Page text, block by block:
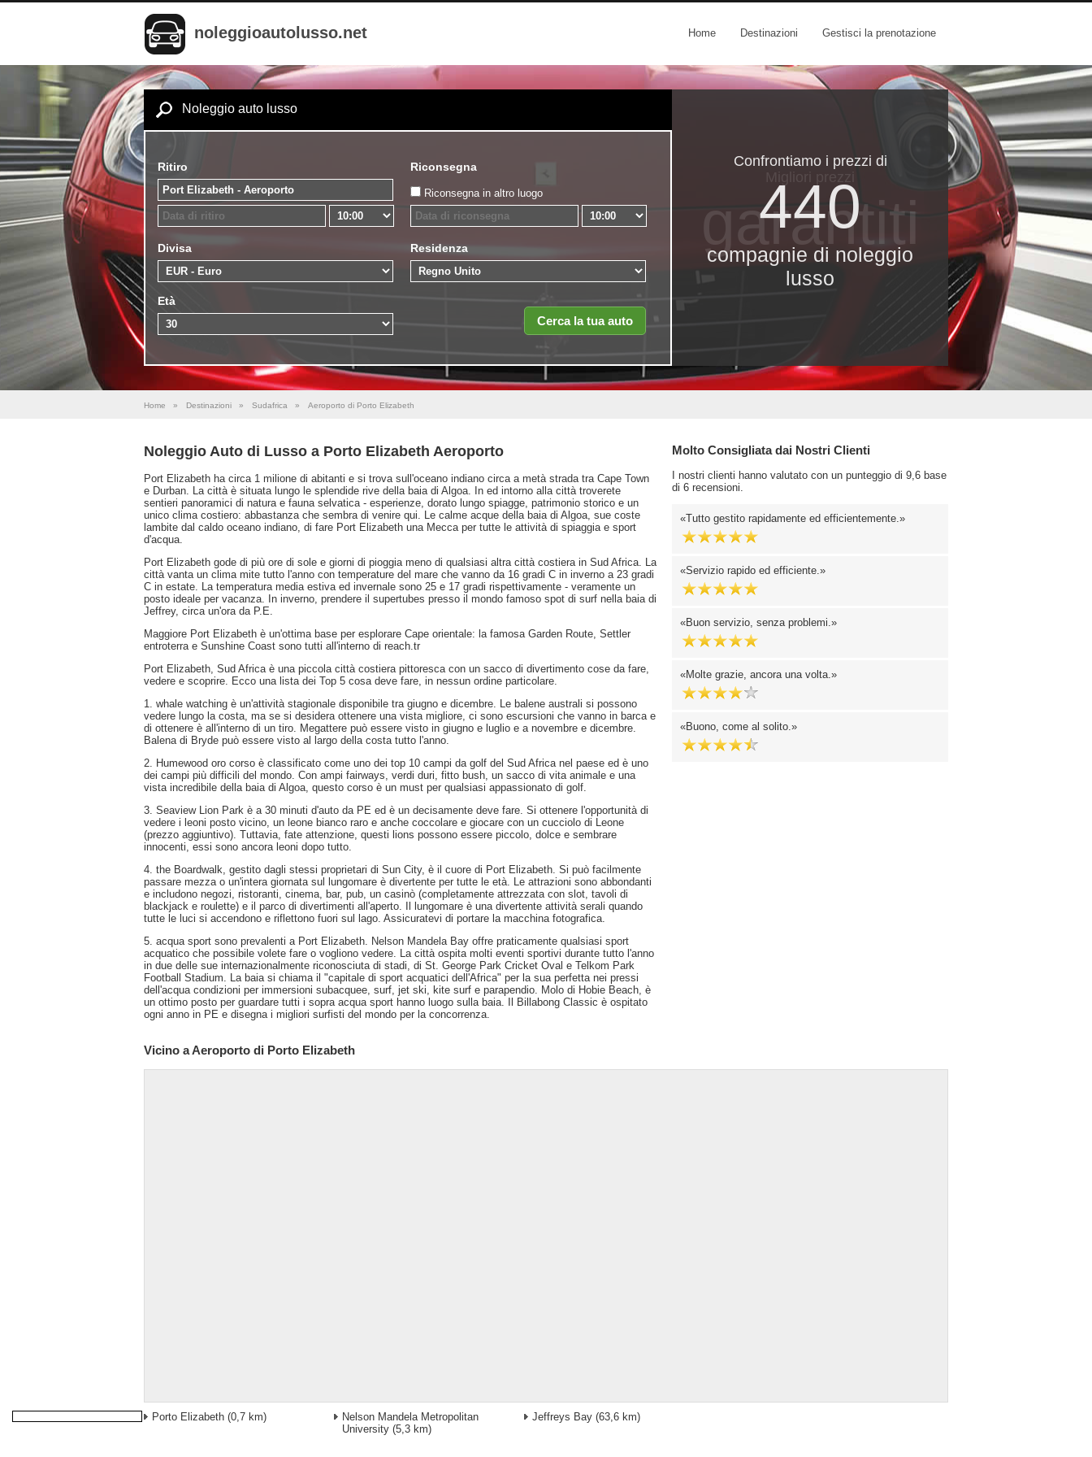
noleggioautolusso.net Home Destinazioni Gestisci la prenotazione
Noleggio auto lusso
Ritiro Riconsegna
Riconsegna in altro luogo
Divisa Residenza
Età
Confrontiamo i prezzi di
440
compagnie di noleggio
lusso
Migliori prezzi
garantiti
Home » Destinazioni » Sudafrica » Aeroporto di Porto Elizabeth
Noleggio Auto di Lusso a Porto Elizabeth Aeroporto
Port Elizabeth ha circa 1 milione di abitanti e si trova sull'oceano indiano circa a metà strada tra Cape Town
e Durban. La città è situata lungo le splendide rive della baia di Algoa. In ed intorno alla città troverete
sentieri panoramici di natura e fauna selvatica - esperienze, dorato lungo spiagge, patrimonio storico e un
unico clima costiero: abbastanza che sembra di venire qui. Le calme acque della baia di Algoa, sue coste
lambite dal caldo oceano indiano, di fare Port Elizabeth una Mecca per tutte le attività di spiaggia e sport
d'acqua.
Port Elizabeth gode di più ore di sole e giorni di pioggia meno di qualsiasi altra città costiera in Sud Africa. La
città vanta un clima mite tutto l'anno con temperature del mare che vanno da 16 gradi C in inverno a 23 gradi
C in estate. La temperatura media estiva ed invernale sono 25 e 17 gradi rispettivamente - veramente un
posto ideale per vacanza. In inverno, prendere il supertubes presso il mondo famoso spot di surf nella baia di
Jeffrey, circa un'ora da P.E.
Maggiore Port Elizabeth è un'ottima base per esplorare Cape orientale: la famosa Garden Route, Settler
entroterra e Sunshine Coast sono tutti all'interno di reach.tr
Port Elizabeth, Sud Africa è una piccola città costiera pittoresca con un sacco di divertimento cose da fare,
vedere e scoprire. Ecco una lista dei Top 5 cosa deve fare, in nessun ordine particolare.
1. whale watching è un'attività stagionale disponibile tra giugno e dicembre. Le balene australi si possono
vedere lungo la costa, ma se si desidera ottenere una vista migliore, ci sono escursioni che vanno in barca e
di ottenere è all'interno di un tiro. Megattere può essere visto in giugno e luglio e a novembre e dicembre.
Balena di Bryde può essere visto al largo della costa tutto l'anno.
2. Humewood oro corso è classificato come uno dei top 10 campi da golf del Sud Africa nel paese ed è uno
dei campi più difficili del mondo. Con ampi fairways, verdi duri, fitto bush, un sacco di vita animale e una
vista incredibile della baia di Algoa, questo corso è un must per qualsiasi appassionato di golf.
3. Seaview Lion Park è a 30 minuti d'auto da PE ed è un decisamente deve fare. Si ottenere l'opportunità di
vedere i leoni posto vicino, un leone bianco raro e anche coccolare e giocare con un cucciolo di Leone
(prezzo aggiuntivo). Tuttavia, fate attenzione, questi lions possono essere piccolo, dolce e sembrare
innocenti, essi sono ancora leoni dopo tutto.
4. the Boardwalk, gestito dagli stessi proprietari di Sun City, è il cuore di Port Elizabeth. Si può facilmente
passare mezza o un'intera giornata sul lungomare è divertente per tutte le età. Le attrazioni sono abbondanti
e includono negozi, ristoranti, cinema, bar, pub, un casinò (completamente attrezzata con slot, tavoli di
blackjack e roulette) e il parco di divertimenti all'aperto. Il lungomare è una divertente attività serali quando
tutte le luci si accendono e riflettono fuori sul lago. Assicuratevi di portare la macchina fotografica.
5. acqua sport sono prevalenti a Port Elizabeth. Nelson Mandela Bay offre praticamente qualsiasi sport
acquatico che possibile volete fare o vogliono vedere. La città ospita molti eventi sportivi durante tutto l'anno
in due delle sue internazionalmente riconosciuta di stadi, di St. George Park Cricket Oval e Telkom Park
Football Stadium. La baia si chiama il "capitale di sport acquatici dell'Africa" per la sua perfetta nei pressi
dell'acqua condizioni per immersioni subacquee, surf, jet ski, kite surf e parapendio. Molo di Hobie Beach, è
un ottimo posto per guardare tutti i sopra acqua sport hanno luogo sulla baia. Il Billabong Classic è ospitato
ogni anno in PE e disegna i migliori surfisti del mondo per la concorrenza.
Molto Consigliata dai Nostri Clienti
I nostri clienti hanno valutato con un punteggio di 9,6 base
di 6 recensioni.
Tutto gestito rapidamente ed efficientemente.
Servizio rapido ed efficiente.
Buon servizio, senza problemi.
Molte grazie, ancora una volta.
Buono, come al solito.
Vicino a Aeroporto di Porto Elizabeth
Porto Elizabeth (0,7 km)
Nelson Mandela Metropolitan
University (5,3 km)
Jeffreys Bay (63,6 km)